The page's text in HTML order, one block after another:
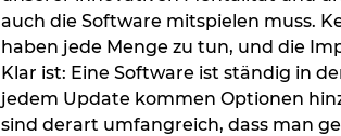
auch die Software mitspielen muss.
haben jede Menge zu tun, und die
Klar ist: Eine Software ist ständig in
jedem Update kommen Optionen
sind derart umfangreich, dass man